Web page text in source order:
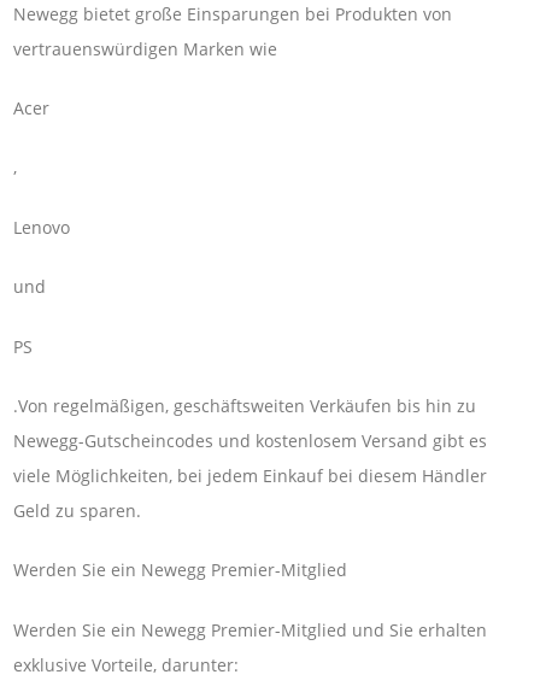
Newegg bietet große Einsparungen bei Produkten von
vertrauenswürdigen Marken wie
Acer
,
Lenovo
und
PS
.Von regelmäßigen, geschäftsweiten Verkäufen bis hin zu
Newegg-Gutscheincodes und kostenlosem Versand gibt es
viele Möglichkeiten, bei jedem Einkauf bei diesem Händler
Geld zu sparen.
Werden Sie ein Newegg Premier-Mitglied
Werden Sie ein Newegg Premier-Mitglied und Sie erhalten
exklusive Vorteile, darunter: